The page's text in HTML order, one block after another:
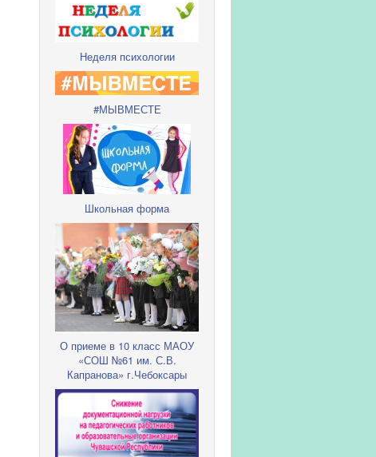
Неделя психологии
#МЫВМЕСТЕ
Школьная форма
О приеме в 10 класс МАОУ
«СОШ №61 им. С.В.
Капранова» г.Чебоксары